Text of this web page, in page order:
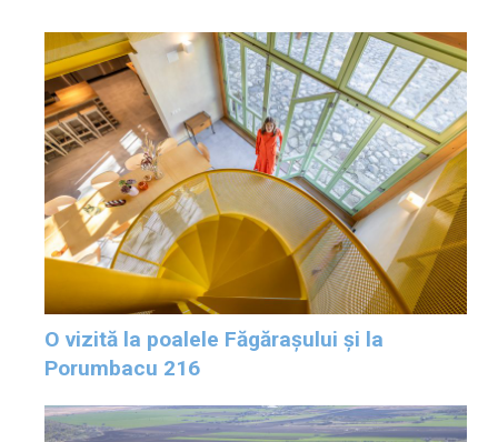
O vizită la poalele Făgărașului și la
Porumbacu 216